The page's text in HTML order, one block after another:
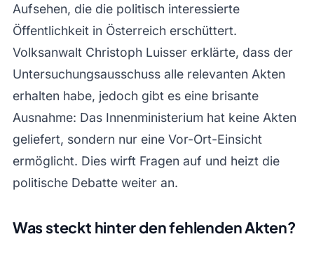
Aufsehen, die die politisch interessierte
Öffentlichkeit in Österreich erschüttert.
Volksanwalt Christoph Luisser erklärte, dass der
Untersuchungsausschuss alle relevanten Akten
erhalten habe, jedoch gibt es eine brisante
Ausnahme: Das Innenministerium hat keine Akten
geliefert, sondern nur eine Vor-Ort-Einsicht
ermöglicht. Dies wirft Fragen auf und heizt die
politische Debatte weiter an.
Was steckt hinter den fehlenden Akten?